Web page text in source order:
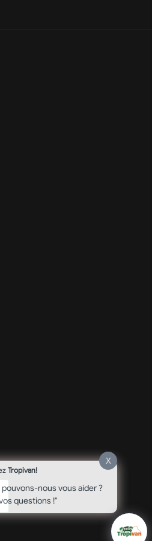
X
Tropivan!
nous vous aider ?
questions !"